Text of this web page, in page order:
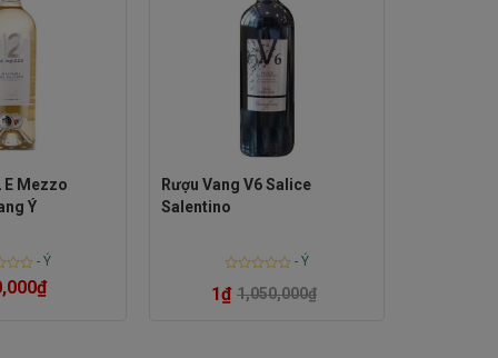
E Mezzo
Ý
-Ý
₫
Rượu Vang V6 Salice
Salentino
0
-Ý
1,050,000₫
1₫